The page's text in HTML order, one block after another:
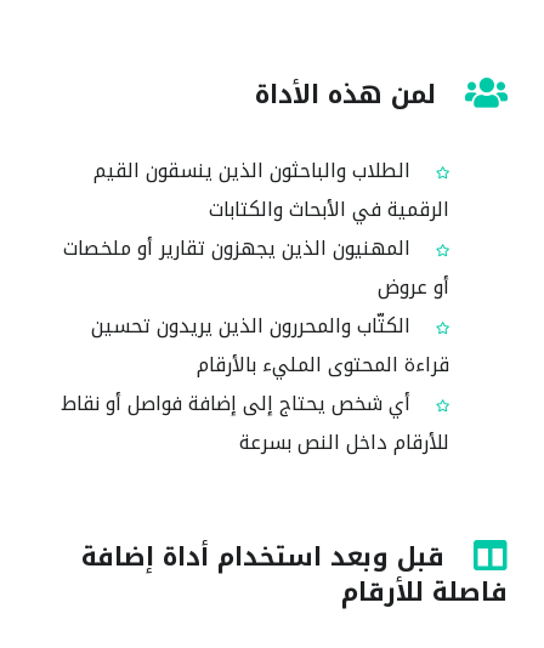
لمن هذه الأداة
الطلاب والباحثون الذين ينسقون القيم
الرقمية في الأبحاث والكتابات
المهنيون الذين يجهزون تقارير أو ملخصات
أو عروض
الكتّاب والمحررون الذين يريدون تحسين
قراءة المحتوى المليء بالأرقام
أي شخص يحتاج إلى إضافة فواصل أو نقاط
للأرقام داخل النص بسرعة
قبل وبعد استخدام أداة إضافة
فاصلة للأرقام